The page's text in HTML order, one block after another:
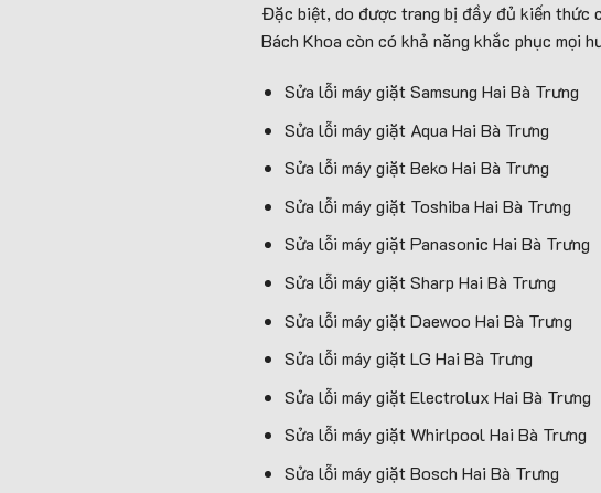
Đặc biệt, do được trang bị đầy đủ kiến thức
Bách Khoa còn có khả năng khắc phục mọi
Sửa lỗi máy giặt Samsung Hai Bà Trưng
Sửa lỗi máy giặt Aqua Hai Bà Trưng
Sửa lỗi máy giặt Beko Hai Bà Trưng
Sửa lỗi máy giặt Toshiba Hai Bà Trưng
Sửa lỗi máy giặt Panasonic Hai Bà Trưng
Sửa lỗi máy giặt Sharp Hai Bà Trưng
Sửa lỗi máy giặt Daewoo Hai Bà Trưng
Sửa lỗi máy giặt LG Hai Bà Trưng
Sửa lỗi máy giặt Electrolux Hai Bà Trưng
Sửa lỗi máy giặt Whirlpool Hai Bà Trưng
Sửa lỗi máy giặt Bosch Hai Bà Trưng